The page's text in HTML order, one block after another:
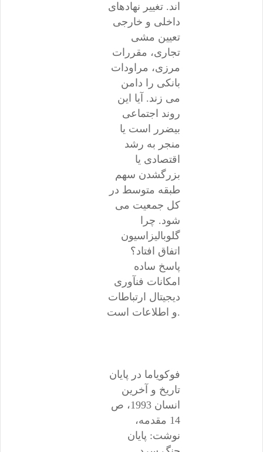
اند. تغییر نهادهای
داخلی و خارجی
تعیین مشی
تجاری، مقررات
مرزی، مراودات
بانکی را دامن
می زند. آیا این
روند اجتماعی
بیضرر است یا
منجر به رشد
اقتصادی یا
بزرگشدن سهم
طبقه متوسط در
کل جمعیت می
شود. چرا
گلوبالیزاسیون
اتفاق افتاد؟
پاسخ ساده
امکانات فنآوری
دیجیتال ارتباطات
و اطلاعات است.
فوکویاما در پایان
تاریخ و آخرین
انسان 1993، ص
14 مقدمه،
نوشت: پایان